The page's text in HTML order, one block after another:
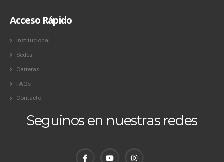
Acceso Rápido
Institucional
Sedes
Carreras
FAQs
Contacto
Seguinos en nuestras redes